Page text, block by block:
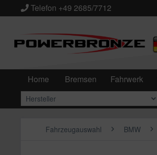
Telefon +49 2685/7712
Home Bremsen Fahrwerk
Fahrzeugauswahl BMW